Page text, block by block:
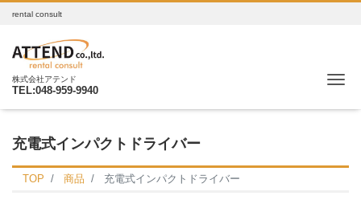
rental consult
株式会社アテンド
TEL:048-959-9940
充電式インパクトドライバー
TOP 商品 充電式インパクトドライバー